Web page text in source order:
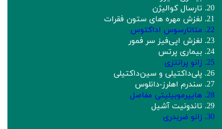
20. تارسال کوالیژن
21. لغزش مهره‌ های ستون فقرات
22. متاتارسوس اداکتوس
23. لغزش اپی‌فیز سر فمور
24. بیماری پرتس
25. زانو پرانتزی
26. پلی‌داکتیلی و سین‌داکتیلی
27. سندرم اهلرز-دانلوس
28. هایپرموبیلیتی مفاصل
29. تاندونیت آشیل
30. زانو ضربدری